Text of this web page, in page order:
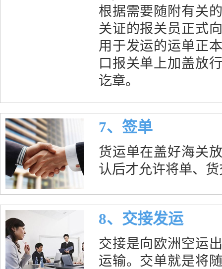
根据需要随附有关
关证的报关员正式
用于发运的运单正
口报关单上加盖放
讫章。
7、签单
货运单在盖好海关
认后才允许将单、
8、交接发运
交接是向欧洲空运
运输。交单就是将